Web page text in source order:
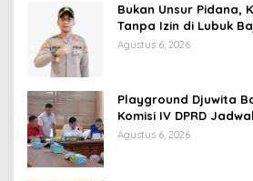
Bukan Unsur Pidana,
Tanpa Izin di Lubuk
Agustus 6, 2026
Playground Djuwita
Komisi IV DPRD
Agustus 6, 2026